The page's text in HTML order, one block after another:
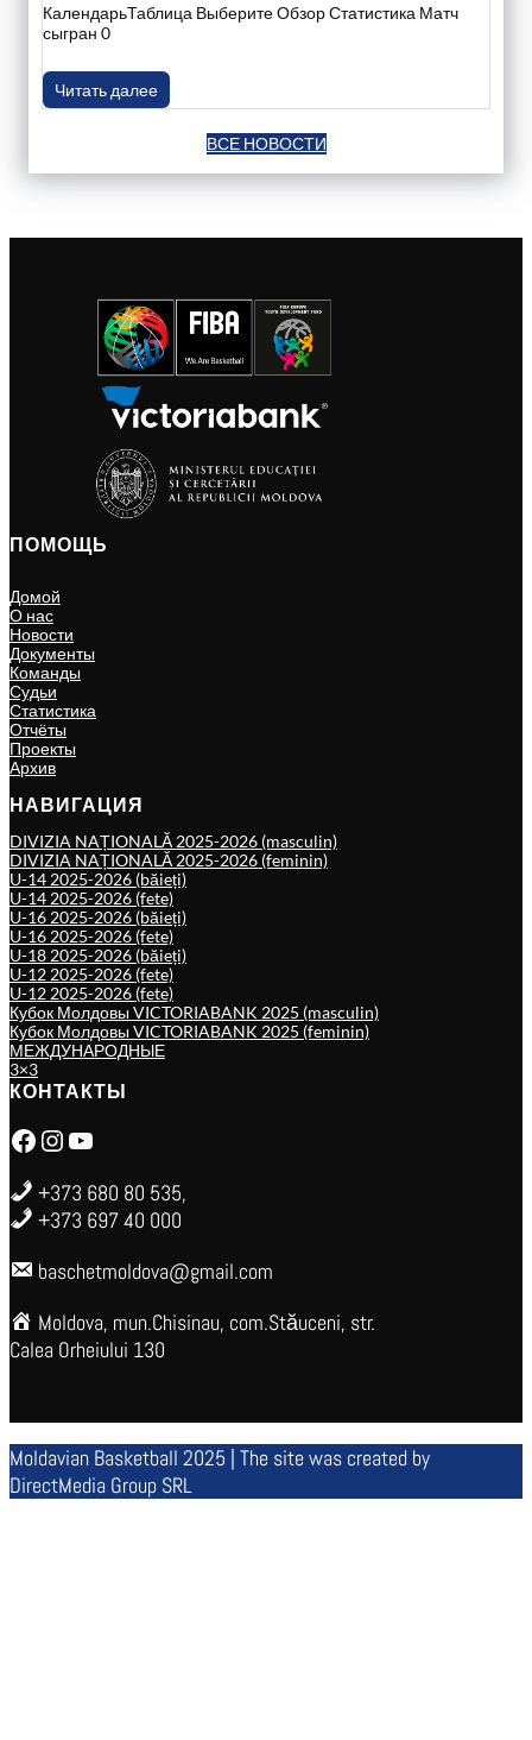
КалендарьТаблица Выберите Обзор Статистика Матч
сыгран 0
Читать далее
ВСЕ НОВОСТИ
ПОМОЩЬ
Домой
О нас
Новости
Документы
Команды
Судьи
Статистика
Отчёты
Проекты
Архив
НАВИГАЦИЯ
DIVIZIA NAȚIONALĂ 2025-2026 (masculin)
DIVIZIA NAȚIONALĂ 2025-2026 (feminin)
U-14 2025-2026 (băieți)
U-14 2025-2026 (fete)
U-16 2025-2026 (băieți)
U-16 2025-2026 (fete)
U-18 2025-2026 (băieți)
U-12 2025-2026 (fete)
U-12 2025-2026 (fete)
Кубок Молдовы VICTORIABANK 2025 (masculin)
Кубок Молдовы VICTORIABANK 2025 (feminin)
МЕЖДУНАРОДНЫЕ
3×3
КОНТАКТЫ
Facebook Instagram YouTube
+373 680 80 535,
+373 697 40 000
baschetmoldova@gmail.com
Moldova, mun.Chisinau, com.Stăuceni, str.
Calea Orheiului 130
Moldavian Basketball 2025 | The site was created by
DirectMedia Group SRL